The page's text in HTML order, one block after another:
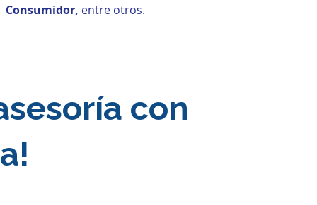
Consumidor, entre otros.
con